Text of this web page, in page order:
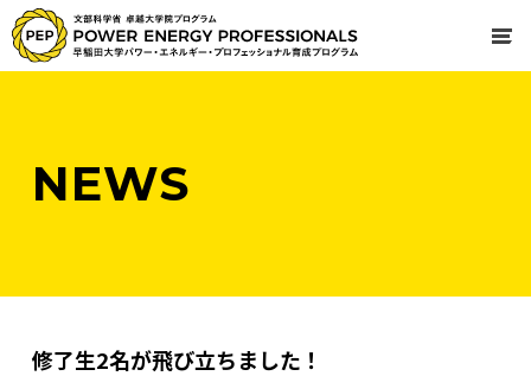
NEWS
修了生2名が飛び立ちました！